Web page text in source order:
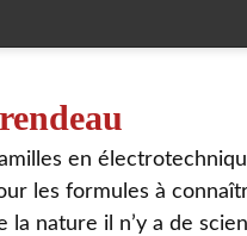
en
les formules à
nature il n’y a de